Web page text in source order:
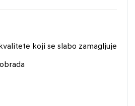
koji se slabo zamagljuje